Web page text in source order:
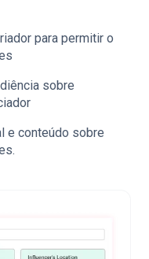
para permitir o
sobre
e conteúdo sobre